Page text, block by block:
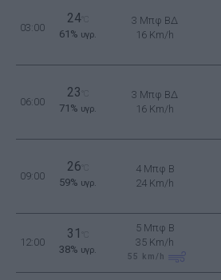
03:00
24°C
61% υγρ.
3 Μπφ ΒΔ
16 Km/h
06:00
23
71% υγρ.
3 Μπφ ΒΔ
16 Km/h
09:00
26
59% υγρ.
4 Μπφ B
24 Km/h
12:00
31
38% υγρ.
5 Μπφ B
35 Km/h
55 km/h